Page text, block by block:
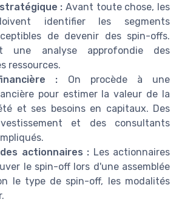
: Avant toute chose, les
identifier les segments
de devenir des spin-offs.
une analyse approfondie des
ressources.
: On procède à une
pour estimer la valeur de la
et ses besoins en capitaux. Des
et des consultants
actionnaires : Les actionnaires
le spin-off lors d'une assemblée
le type de spin-off, les modalités